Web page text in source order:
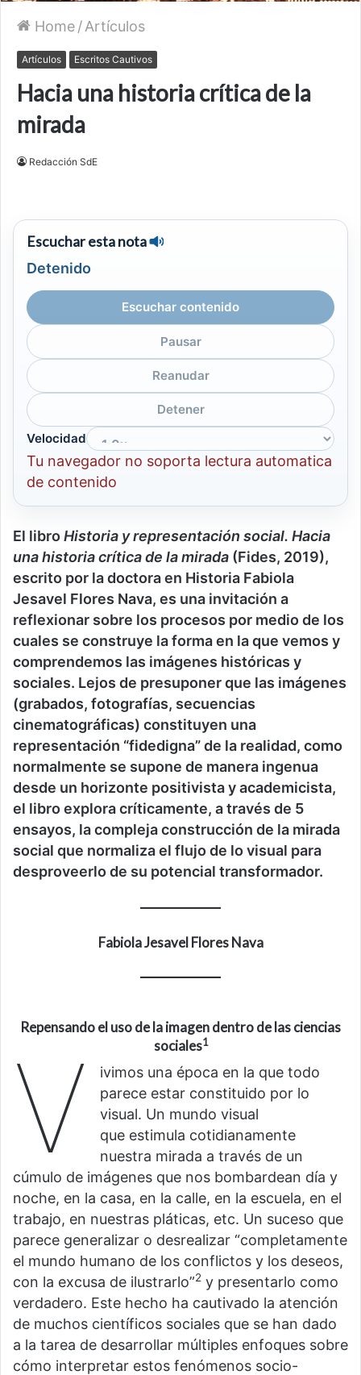
Home/Artículos
Artículos Escritos Cautivos
Hacia una historia crítica de la
mirada
Redacción SdE
Escuchar esta nota
Detenido
Escuchar contenido
Pausar
Reanudar
Detener
Velocidad
Tu navegador no soporta lectura automatica
de contenido
El libroHistoria y representación social. Hacia
una historia crítica de la mirada (Fides, 2019),
escrito por la doctora en Historia Fabiola
Jesavel Flores Nava, es una invitación a
reflexionar sobre los procesos por medio de los
cuales se construye la forma en la que vemos y
comprendemos las imágenes históricas y
sociales. Lejos de presuponer que las imágenes
(grabados, fotografías, secuencias
cinematográficas) constituyen una
representación “fidedigna” de la realidad, como
normalmente se supone de manera ingenua
desde un horizonte positivista y academicista,
el libro explora críticamente, a través de 5
ensayos, la compleja construcción de la mirada
social que normaliza el flujo de lo visual para
desproveerlo de su potencial transformador.
Fabiola Jesavel Flores Nava
Repensando el uso de la imagen dentro de las ciencias
sociales1
V
ivimos una época en la que todo
parece estar constituido por lo
visual. Un mundo visual
que estimula cotidianamente
nuestra mirada a través de un
cúmulo de imágenes que nos bombardean día y
noche, en la casa, en la calle, en la escuela, en el
trabajo, en nuestras pláticas, etc. Un suceso que
parece generalizar o desrealizar “completamente
el mundo humano de los conflictos y los deseos,
con la excusa de ilustrarlo”2 y presentarlo como
verdadero. Este hecho ha cautivado la atención
de muchos científicos sociales que se han dado
a la tarea de desarrollar múltiples enfoques sobre
cómo interpretar estos fenómenos socio-